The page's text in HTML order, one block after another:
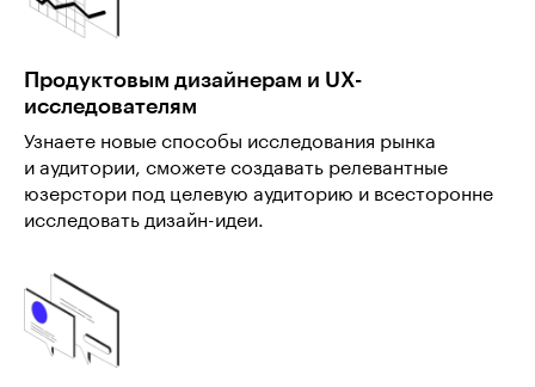
Продуктовым дизайнерам и UX-
исследователям
Узнаете новые способы исследования рынка
и аудитории, сможете создавать релевантные
юзерстори под целевую аудиторию и всесторонне
исследовать дизайн-идеи.